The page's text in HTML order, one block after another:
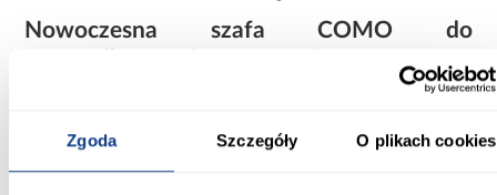
Zgoda Szczegóły O plikach cookies
Nowoczesna szafa COMO do
Szafa Como 3-170 biały/czarny doskonale łączy estetykę z
nowoczesnych aranżacjach. Jasna kolorystyka i matowe